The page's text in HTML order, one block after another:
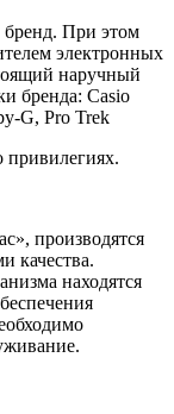
При этом
электронных
наручный
бренда: Casio
G, Pro Trek
привилегиях.
производятся
качества.
находятся